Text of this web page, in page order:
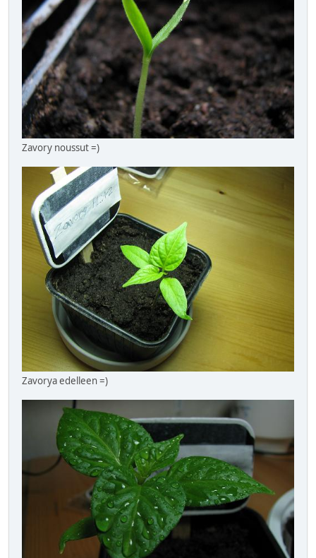
Zavory noussut =)
Zavorya edelleen =)